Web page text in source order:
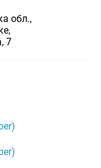
обл.,
7